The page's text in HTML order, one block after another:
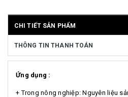
CHI TIẾT SẢN PHẨM
THÔNG TIN THANH TOÁN
Ứng dụng :
+ Trong nông nghiệp: Nguyên liệu